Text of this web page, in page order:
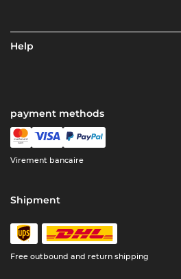
Help
payment methods
Virement bancaire
Shipment
Free outbound and return shipping